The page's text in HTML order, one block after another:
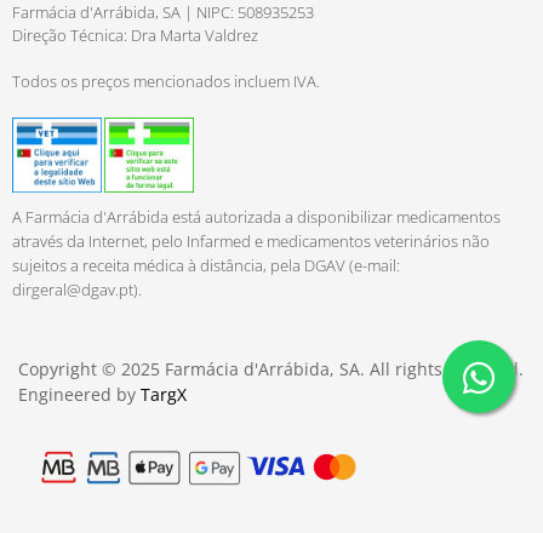
Farmácia d'Arrábida, SA | NIPC: 508935253
Direção Técnica: Dra Marta Valdrez
Todos os preços mencionados incluem IVA.
A Farmácia d'Arrábida está autorizada a disponibilizar medicamentos
através da Internet, pelo Infarmed e medicamentos veterinários não
sujeitos a receita médica à distância, pela DGAV (e-mail:
dirgeral@dgav.pt).
Copyright © 2025 Farmácia d'Arrábida, SA. All rights reserved.
Engineered by TargX